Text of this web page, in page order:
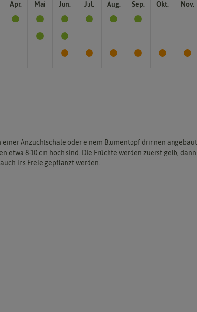
Apr. Mai Jun. Jul. Aug. Sep. Okt. Nov.
einer Anzuchtschale oder einem Blumentopf drinnen angebaut
etwa 8-10 cm hoch sind. Die Früchte werden zuerst gelb, dann
ins Freie gepflanzt werden.